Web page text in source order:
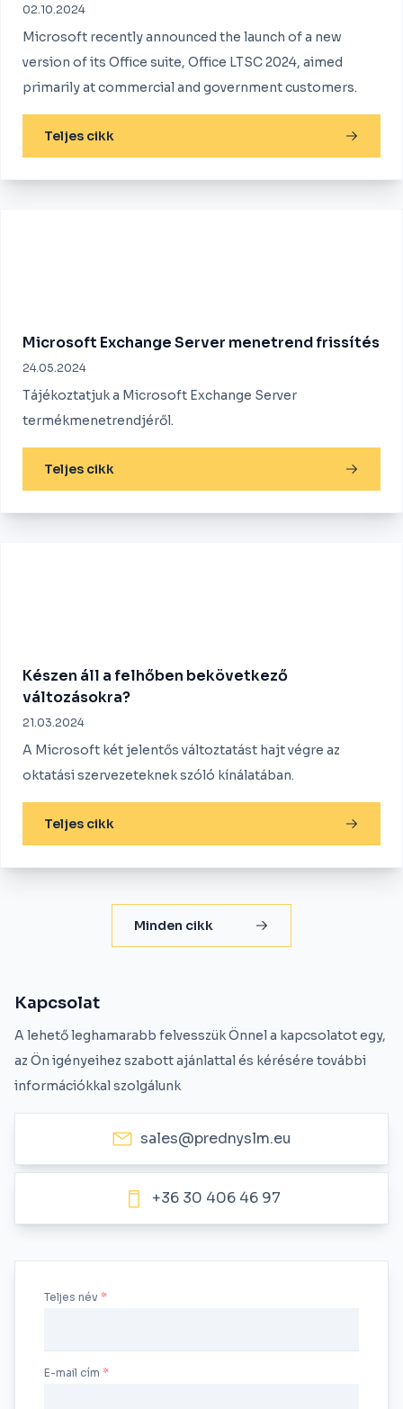
02.10.2024
Microsoft recently announced the launch of a new
version of its Office suite, Office LTSC 2024, aimed
primarily at commercial and government customers.
Teljes cikk
Microsoft Exchange Server menetrend frissítés
24.05.2024
Tájékoztatjuk a Microsoft Exchange Server
termékmenetrendjéről.
Teljes cikk
Készen áll a felhőben bekövetkező
változásokra?
21.03.2024
A Microsoft két jelentős változtatást hajt végre az
oktatási szervezeteknek szóló kínálatában.
Teljes cikk
Minden cikk
Kapcsolat
A lehető leghamarabb felvesszük Önnel a kapcsolatot egy,
az Ön igényeihez szabott ajánlattal és kérésére további
információkkal szolgálunk
sales@prednyslm.eu
+36 30 406 46 97
Teljes név
E-mail cím